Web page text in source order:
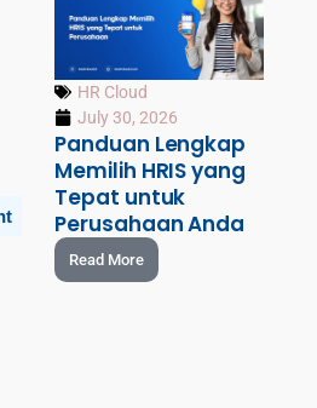
HR Cloud
July 30, 2026
Panduan Lengkap
Memilih HRIS yang
Tepat untuk
Perusahaan Anda
Read More